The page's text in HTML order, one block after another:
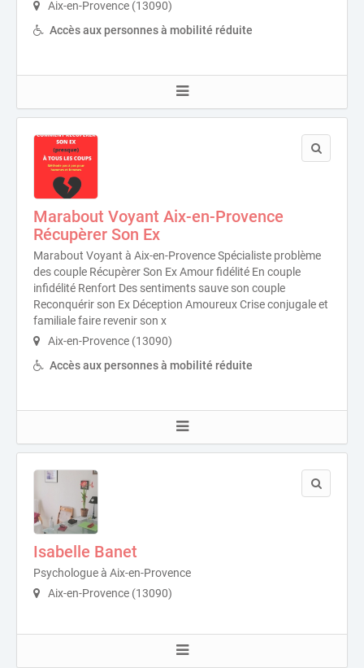
Aix-en-Provence (13090)
Accès aux personnes à mobilité réduite
Marabout Voyant Aix-en-Provence
Récupèrer Son Ex
Marabout Voyant à Aix-en-Provence Spécialiste problème
des couple Récupèrer Son Ex Amour fidélité En couple
infidélité Renfort Des sentiments sauve son couple
Reconquérir son Ex Déception Amoureux Crise conjugale et
familiale faire revenir son x
Aix-en-Provence (13090)
Accès aux personnes à mobilité réduite
Isabelle Banet
Psychologue à Aix-en-Provence
Aix-en-Provence (13090)